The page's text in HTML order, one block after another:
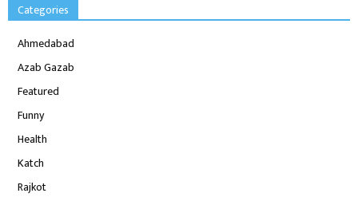
Categories
Ahmedabad
Azab Gazab
Featured
Funny
Health
Katch
Rajkot